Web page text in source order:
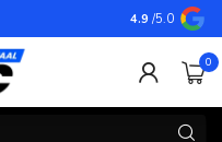
Betrouwbare
4.9 /5.0
0